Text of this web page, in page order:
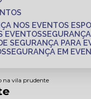
NOS EVENTOS
EVENTOS
SEGURANÇA PARA
SEGURANÇA EM
na vila prudente